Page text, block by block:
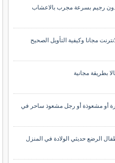
رجيم بسرعة مجرب بالاعشاب
مجانا وكيفية التأويل الصحيح
بطريقة مجانية
أو مشعوذة أو رجل مشعوذ ساحر في
الرضع حديثي الولادة في المنزل